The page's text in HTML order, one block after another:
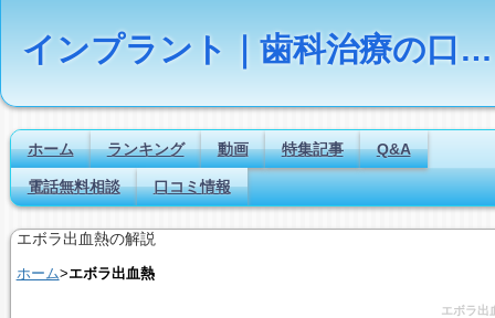
インプラント｜歯科治療の口コミ評判ランキング
ホーム ランキング 動画 特集記事 Q&A
電話無料相談 口コミ情報
エボラ出血熱の解説
ホーム>エボラ出血熱
エボラ出